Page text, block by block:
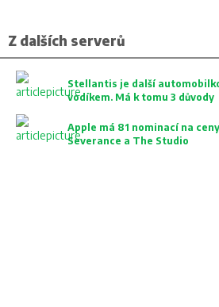
Z dalších serverů
Stellantis je další
vodíkem. Má k tomu 3 důvody
Apple má 81 nominací na
Severance a The Studio